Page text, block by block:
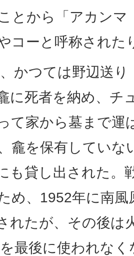
とから「アカンマ
コーと呼称された
かつては野辺送
に死者を納め、チ
て家から墓まで運
龕を保有していな
も貸し出された。
め、1952年に南風
れたが、その後は
最後に使われなく